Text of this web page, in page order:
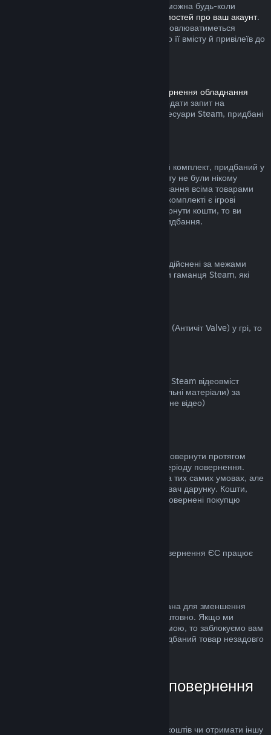
Зауважте, що будь-яку активну підписку можна будь-коли
сторінку відомостей про ваш акаунт.
Після скасування підписка більше не поновлюватиметься
автоматично, але ви збережете доступ до її вмісту й привілеїв до
Умовах повернення обладнання
процедури та часових меж, ви можете подати запит на
повернення коштів за обладнання та аксесуари Steam, придбані
Ви можете повернути кошти за будь-який комплект, придбаний у
Steam за умови, що всі товари з комплекту не були нікому
передані та якщо загальний час користування всіма товарами
становить не більше двох годин. Якщо у комплекті є ігрові
предмети чи DLC, за які неможливо повернути кошти, то ви
побачите примітку під час здійснення придбання.
Valve не повертає кошти за придбання, здійснені за межами
Steam (наприклад: цифрові ключі чи коди гаманця Steam, які
Якщо ви були заблоковані системою VAC (Античіт Valve) у грі, то
Ми не повертаємо кошти за придбаний у Steam відеовміст
(фільми, кліпи, серіали, епізоди та навчальні матеріали) за
винятком, коли відео є частиною іншого (не відео)
Кошти за невикористані дарунки можна повернути протягом
стандартного 14-денного/2-годинного періоду повернення.
Використані дарунки можна повернути на тих самих умовах, але
ініціатором повернення має бути отримувач дарунку. Кошти,
використані для купівлі дарунку, будуть повернені покупцю
Для пояснення, яким чином право на повернення ЄС працює
Можливість повернення коштів була додана для зменшення
ризиків, а не як спосіб грати в ігри безкоштовно. Якщо ми
помітимо, що ви зловживаєте цією системою, то заблокуємо вам
доступ до неї. Повернення коштів за придбаний товар незадовго
Як надіслати запит на повернення
Ви можете подати запит на повернення коштів чи отримати іншу